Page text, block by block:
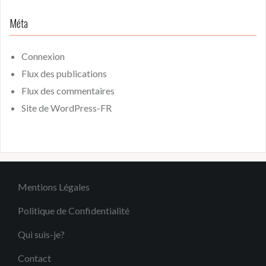
Méta
Connexion
Flux des publications
Flux des commentaires
Site de WordPress-FR
Mentions Légales
Politique de Confidentialité
Qui suis-je?
Contact